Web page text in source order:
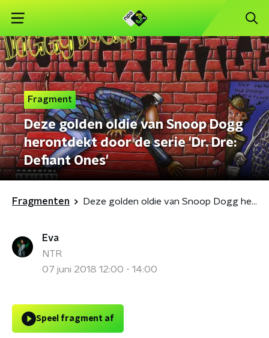
Fragment
Deze golden oldie van Snoop Dogg
herontdekt door de serie 'Dr. Dre:
Defiant Ones'
Fragmenten Deze golden oldie van Snoop Dogg herontdekt door de serie 'Dr. Dre: Defiant Ones'
Eva
NTR
07 juni 2018 12:00 - 14:00
Speel fragment af